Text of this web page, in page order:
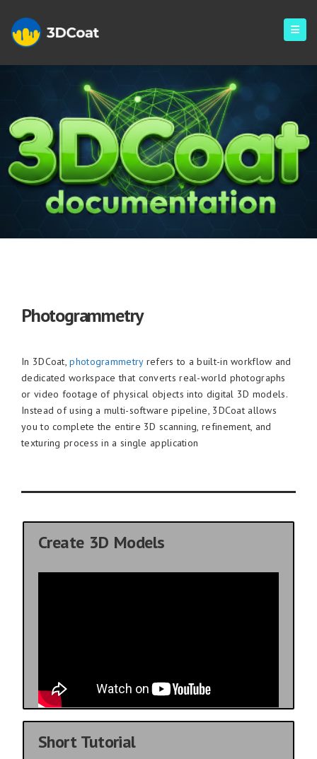
Photogrammetry
Photogrammetry
In 3DCoat,photogrammetryrefers to a built-in workflow and
dedicated workspace that converts real-world photographs
or video footage of physical objects into digital 3D models.
Instead of using a multi-software pipeline, 3DCoat allows
you to complete the entire 3D scanning, refinement, and
texturing process in a single application
Create 3D Models
Short Tutorial